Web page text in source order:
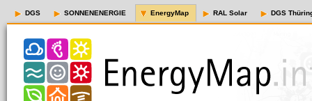
DGS SONNENENERGIE EnergyMap RAL Solar DGS